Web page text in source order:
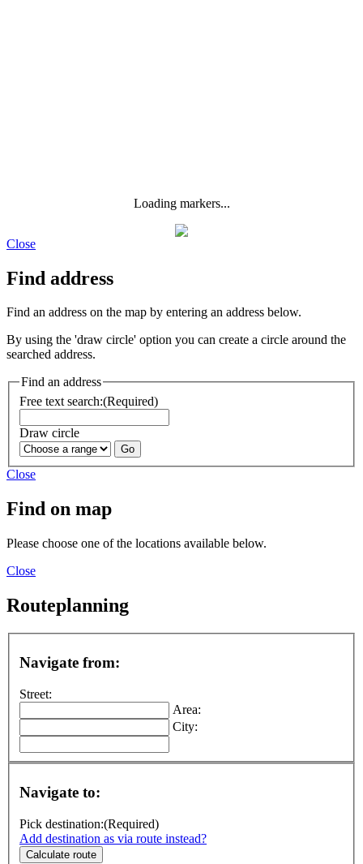
Loading markers...
Close
Find address
Find an address on the map by entering an address below.
By using the 'draw circle' option you can create a circle around the
searched address.
Find an address
Free text search:(Required)
Draw circle
Close
Find on map
Please choose one of the locations available below.
Close
Routeplanning
Navigate from:
Street:
Area:
City:
Navigate to:
Pick destination:(Required)
Add destination as via route instead?